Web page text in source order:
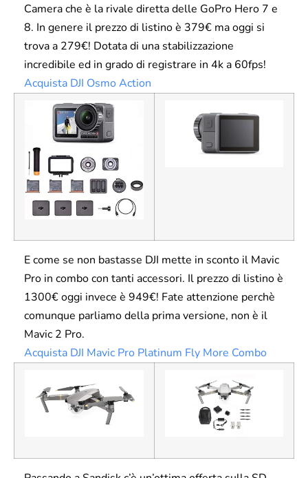
Camera che è la rivale diretta delle GoPro Hero 7 e
8. In genere il prezzo di listino è 379€ ma oggi si
trova a 279€! Dotata di una stabilizzazione
incredibile ed in grado di registrare in 4k a 60fps!
Acquista DJI Osmo Action
E come se non bastasse DJI mette in sconto il Mavic
Pro in combo con tanti accessori. Il prezzo di listino è
1300€ oggi invece è 949€! Fate attenzione perchè
comunque parliamo della prima versione, non è il
Mavic 2 Pro.
Acquista DJI Mavic Pro Platinum Fly More Combo